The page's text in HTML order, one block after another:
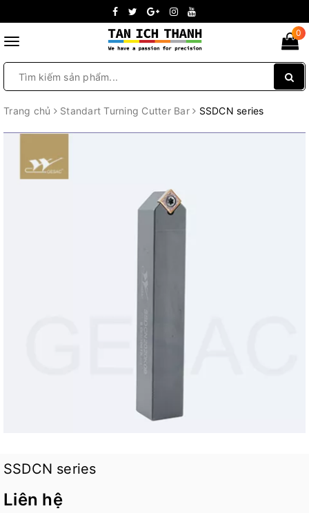
Toggle
0
Trang chủ Standart Turning Cutter Bar SSDCN series
SSDCN series
Liên hệ